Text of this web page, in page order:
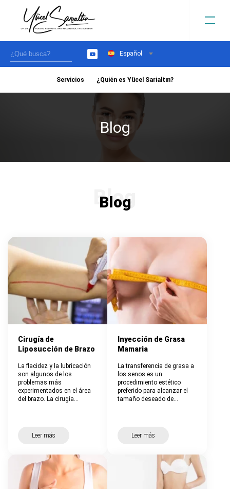
YouTubeEspañol
Servicios ¿Quién es Yücel Sarialtın?
Blog
Blog
Cirugía de
Liposucción de Brazo
La flacidez y la lubricación
son algunos de los
problemas más
experimentados en el área
del brazo. La cirugía…
Leer más
Inyección de Grasa
Mamaria
La transferencia de grasa a
los senos es un
procedimiento estético
preferido para alcanzar el
tamaño deseado de…
Leer más